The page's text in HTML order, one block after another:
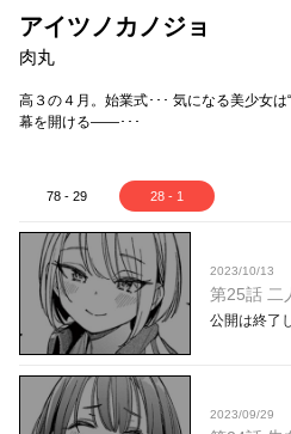
アイツノカノジョ
肉丸
高３の４月。始業式･･･ 気になる美少女
幕を開ける――･･･
78 - 29 28 - 1
2023/10/13
第25話 二
公開は終了
2023/09/29